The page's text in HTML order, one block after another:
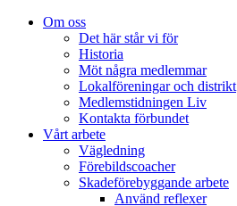
Om oss
Det här står vi för
Historia
Möt några medlemmar
Lokalföreningar och distrikt
Medlemstidningen Liv
Kontakta förbundet
Vårt arbete
Vägledning
Förebildscoacher
Skadeförebyggande arbete
Använd reflexer